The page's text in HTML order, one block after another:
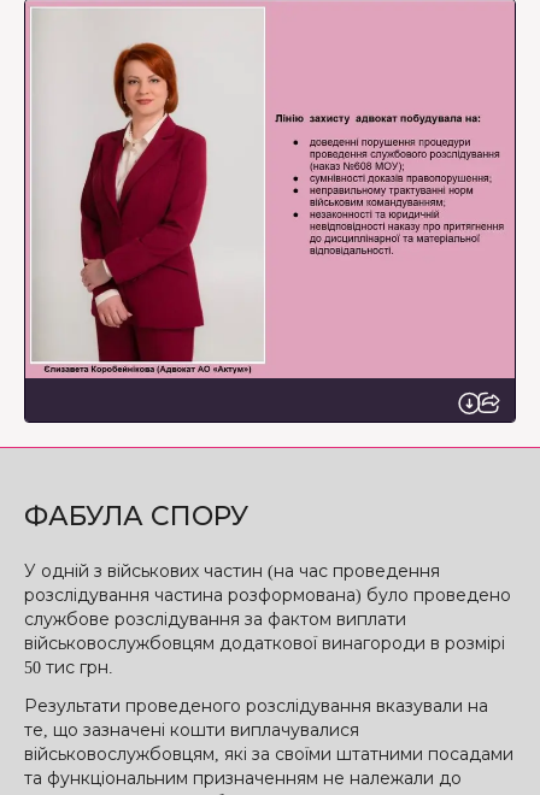
ФАБУЛА СПОРУ
У одній з військових частин (на час проведення
розслідування частина розформована) було проведено
службове розслідування за фактом виплати
військовослужбовцям додаткової винагороди в розмірі
50 тис грн.
Результати проведеного розслідування вказували на
те, що зазначені кошти виплачувалися
військовослужбовцям, які за своїми штатними посадами
та функціональним призначенням не належали до